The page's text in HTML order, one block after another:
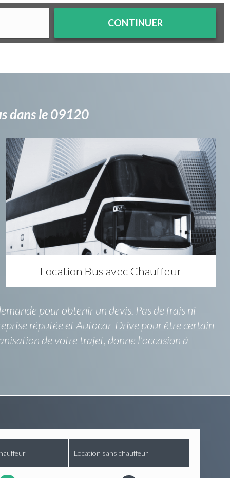
CONTINUER
dans le 09120
Location Bus avec Chauffeur
pour obtenir un devis. Pas de frais ni
réputée et Autocar-Drive pour être certain
de votre trajet, donne l'occasion à
Location sans chauffeur